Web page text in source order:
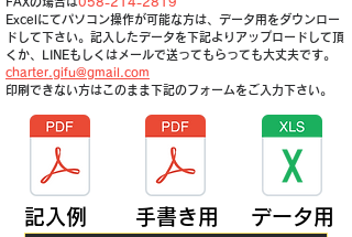
​Excelにてパソコン操作が可能な方は、データ用をダウンロー
ドして下さい。記入したデータを下記よりアップロードして頂
くか、LINEもしくはメールで送ってもらっても大丈夫です。
​charter.gifu@gmail.com
​印刷できない方はこのまま下記のフォームをご入力下さい。
記入例 ​手書き用 ​データ用